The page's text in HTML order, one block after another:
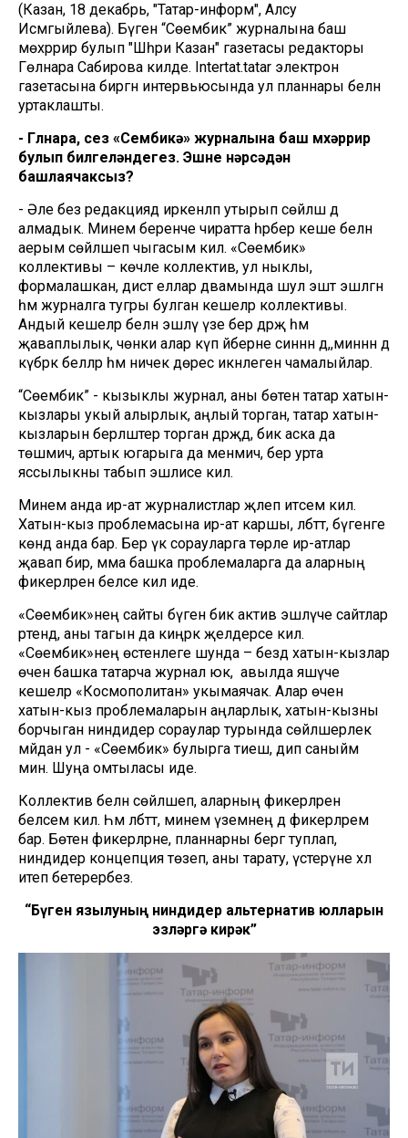
(Казан, 18 декабрь, "Татар-информ", Алсу
Исмәгыйлева). Бүген “Сөембикә” журналына баш
мөхәррир булып "Шәһри Казан" газетасы редакторы
Гөлнара Сабирова килде. Intertat.tatar электрон
газетасына биргән интервьюсында ул планнары белән
уртаклашты.
- Гөлнара, сез «Сөембикә» журналына баш мөхәррир
булып билгеләндегез. Эшне нәрсәдән
башлаячаксыз?
- Әле без редакциядә иркенләп утырып сөйләшә дә
алмадык. Минем беренче чиратта һәрбер кеше белән
аерым сөйләшеп чыгасым килә. «Сөембикә»
коллективы – көчле коллектив, ул ныклы,
формалашкан, дистә еллар дәвамында шул эштә эшләгән
һәм журналга тугры булган кешеләр коллективы.
Андый кешеләр белән эшләү үзе бер дәрәҗә һәм
җаваплылык, чөнки алар күп әйберне синнән дә,,миннән дә
күбрәк беләләр һәм ничек дөрес икәнлеген чамалыйлар.
“Сөембикә” - кызыклы журнал, аны бөтен татар хатын-
кызлары укый алырлык, аңлый торган, татар хатын-
кызларын берләштерә торган дәрәҗәдә, бик аска да
төшмичә, артык югарыга да менмичә, бер урта
яссылыкны табып эшлисе килә.
Минем анда ир-ат журналистлар җәлеп итәсем килә.
Хатын-кыз проблемасына ир-ат каршы, әлбәттә, бүгенге
көндә анда бар. Бер үк сорауларга төрле ир-атлар
җавап бирә, әмма башка проблемаларга да аларның
фикерләрен беләсе килә иде.
«Сөембикә»нең сайты бүген бик актив эшләүче сайтлар
рәтендә, аны тагын да киңрәк җәелдерәсе килә.
«Сөембикә»нең өстенлеге шунда – бездә хатын-кызлар
өчен башка татарча журнал юк, ә авылда яшәүче
кешеләр «Космополитан» укымаячак. Алар өчен
хатын-кыз проблемаларын аңларлык, хатын-кызны
борчыган ниндидер сораулар турында сөйләшерлек
мәйдан ул - «Сөембикә» булырга тиеш, дип саныйм
мин. Шуңа омтыласы иде.
Коллектив белән сөйләшеп, аларның фикерләрен
беләсем килә. Һәм әлбәттә, минем үземнең дә фикерләрем
бар. Бөтен фикерләрне, планнарны бергә туплап,
ниндидер концепция төзеп, аны тарату, үстерүне хәл
итеп бетерербез.
“Бүген язылуның ниндидер альтернатив юлларын
эзләргә кирәк”